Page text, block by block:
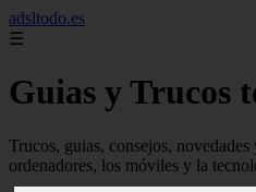
adsltodo.es
☰
Guias y Trucos
Trucos, guias, consejos,
ordenadores, los móviles y la